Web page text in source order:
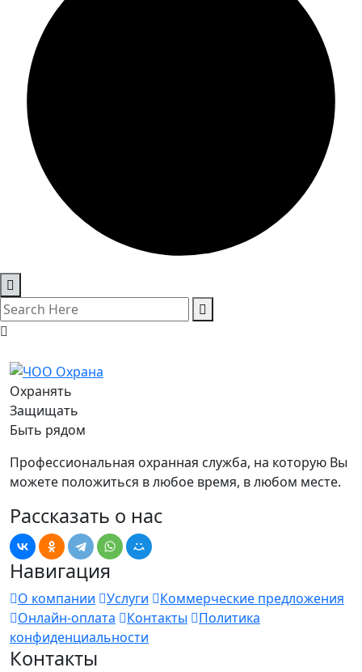
Охранять
Защищать
Быть рядом
Профессиональная охранная служба, на которую Вы
можете положиться в любое время, в любом месте.
Рассказать о нас
Навигация
О компании Услуги
Коммерческие предложения
Онлайн-оплата
Контакты
Политика
конфиденциальности
Контакты